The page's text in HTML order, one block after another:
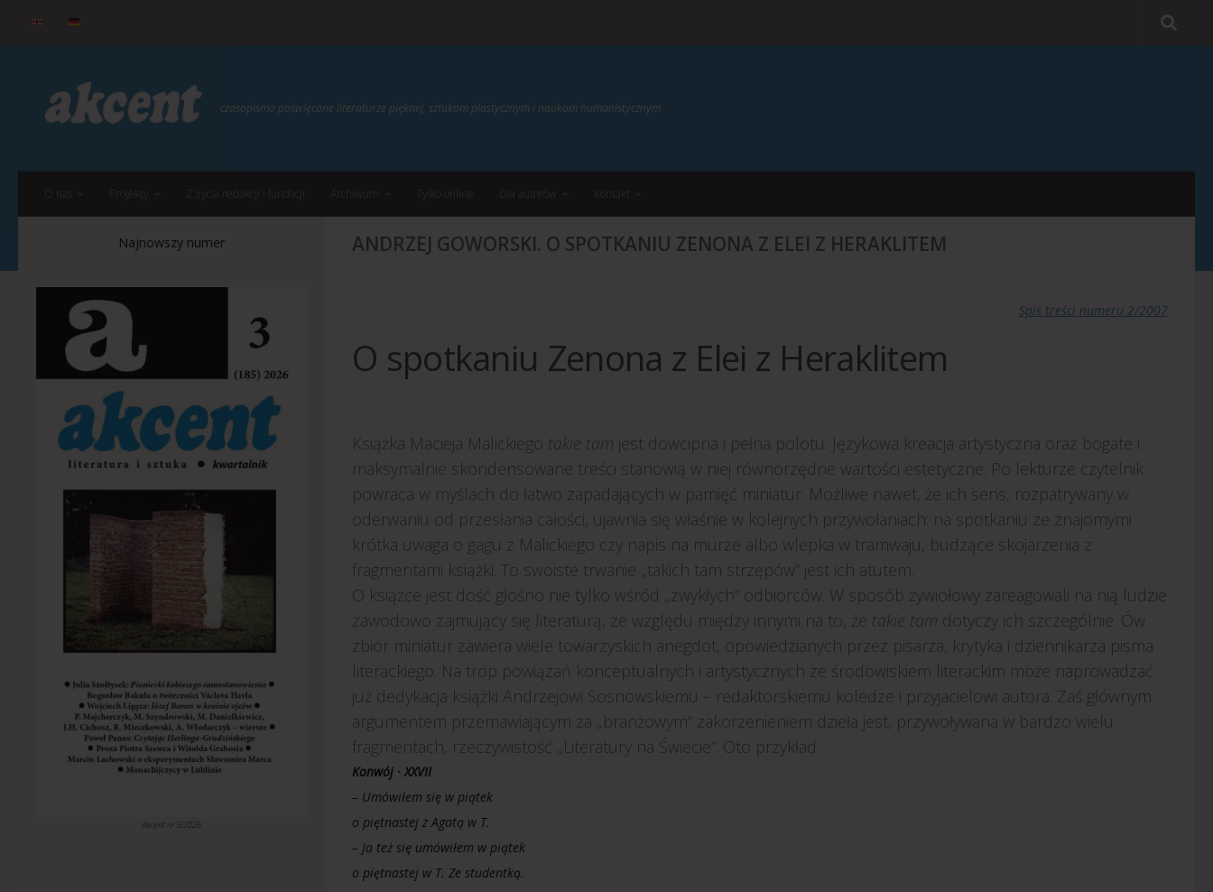
Przejdź do treści
czasopismo poświęcone literaturze pięknej, sztukom plastycznym i naukom humanistycznym
Projekty Z życia redakcji i fundacji Archiwum Tylko online Dla autorów Kontakt
ANDRZEJ GOWORSKI. O SPOTKANIU ZENONA Z ELEI Z HERAKLITEM
Spis treści numeru 2/2007
O spotkaniu Zenona z Elei z Heraklitem
Książka Macieja Malickiego takie tam jest dowcipna i pełna polotu. Językowa kreacja artystyczna oraz bogate i
maksymalnie skondensowane treści stanowią w niej równorzędne wartości estetyczne. Po lekturze czytelnik
powraca w myślach do łatwo zapadających w pamięć miniatur. Możliwe nawet, że ich sens, rozpatrywany w
oderwaniu od przesłania całości, ujawnia się właśnie w kolejnych przywołaniach: na spotkaniu ze znajomymi
krótka uwaga o gagu z Malickiego czy napis na murze albo wlepka w tramwaju, budzące skojarzenia z
fragmentami książki. To swoiste trwanie „takich tam strzępów” jest ich atutem.
O książce jest dość głośno nie tylko wśród „zwykłych” odbiorców. W sposób żywiołowy zareagowali na nią ludzie
zawodowo zajmujący się literaturą, ze względu między innymi na to, że takie tam dotyczy ich szczególnie. Ów
zbiór miniatur zawiera wiele towarzyskich anegdot, opowiedzianych przez pisarza, krytyka i dziennikarza pisma
literackiego. Na trop powiązań konceptualnych i artystycznych ze środowiskiem literackim może naprowadzać
już dedykacja książki Andrzejowi Sosnowskiemu – redaktorskiemu koledze i przyjacielowi autora. Zaś głównym
argumentem przemawiającym za „branżowym” zakorzenieniem dzieła jest, przywoływana w bardzo wielu
fragmentach, rzeczywistość „Literatury na Świecie”. Oto przykład:
Konwój · XXVII
– Umówiłem się w piątek
o piętnastej z Agatą w T.
– Ja też się umówiłem w piątek
o piętnastej w T. Ze studentką.
Najnowszy numer
Akcent nr 3/2026